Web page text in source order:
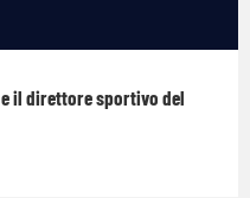
il direttore sportivo del